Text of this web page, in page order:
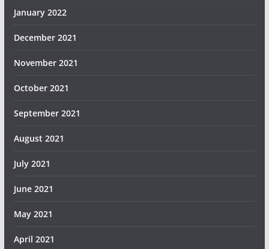
January 2022
December 2021
November 2021
October 2021
September 2021
August 2021
July 2021
June 2021
May 2021
April 2021